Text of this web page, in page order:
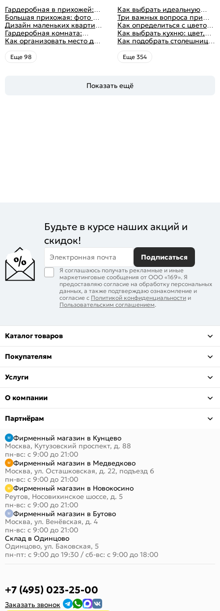
Гардеробная в прихожей:
виды, фото в интерьере,
идеи дизайна
Большая прихожая: фото с
функциональным
распределением дизайна
Дизайн маленьких квартир:
10 идей для дизайна
интерьера с фото
Гардеробная комната:
дизайн, планировка, советы
по обустройству,
распространенные ошибки
Как организовать место для
хранения на балконе
Eще 98
Как выбрать идеальную
планировку для кухни
Три важных вопроса при
выборе кухни: готовка,
посуда, комфорт
Как определиться с цветом
кухни: светлые, темные,
яркие
Как выбрать кухню: цвет,
планировка, аксессуары
Как подобрать столешницу
для кухни по цвету
Eще 354
Показать ещё
Будьте в курсе наших акций и
скидок!
Электронная почта Подписаться
Я соглашаюсь получать рекламные и иные
маркетинговые сообщения от ООО «169». Я
предоставляю согласие на обработку персональных
данных, а также подтверждаю ознакомление и
согласие с Политикой конфиденциальности и
Пользовательским соглашением.
Каталог товаров
Покупателям
Услуги
О компании
Партнёрам
Фирменный магазин в Кунцево
Москва, Кутузовский проспект, д. 88
пн-вс: с 9:00 до 21:00
Фирменный магазин в Медведково
Москва, ул. Осташковская, д. 22, подъезд 6
пн-вс: с 9:00 до 21:00
Фирменный магазин в Новокосино
Реутов, Носовихинское шоссе, д. 5
пн-вс: с 9:00 до 21:00
Фирменный магазин в Бутово
Москва, ул. Венёвская, д. 4
пн-вс: с 9:00 до 21:00
Склад в Одинцово
Одинцово, ул. Баковская, 5
пн-пт: с 9:00 до 19:30 / сб-вс: с 9:00 до 18:00
+7 (495) 023-25-00
Заказать звонок